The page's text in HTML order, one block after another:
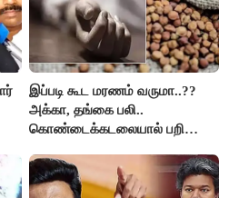
இப்படி கூட மரணம் வருமா..??
அக்கா, தங்கை பலி..
கொண்டைக்கடலையால் பறிபோன